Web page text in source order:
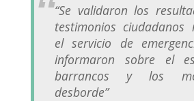
“Se validaron los
testimonios ciudadanos
el servicio de
informaron sobre el
barrancos y los
desborde”